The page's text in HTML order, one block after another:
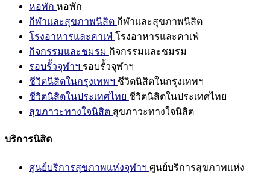
หอพัก หอพัก
กีฬาและสุขภาพนิสิต กีฬาและสุขภาพนิสิต
โรงอาหารและคาเฟ่ โรงอาหารและคาเฟ่
กิจกรรมและชมรม กิจกรรมและชมรม
รอบรั้วจุฬาฯ รอบรั้วจุฬาฯ
ชีวิตนิสิตในกรุงเทพฯ ชีวิตนิสิตในกรุงเทพฯ
ชีวิตนิสิตในประเทศไทย ชีวิตนิสิตในประเทศไทย
สุขภาวะทางใจนิสิต สุขภาวะทางใจนิสิต
บริการนิสิต
ศูนย์บริการสุขภาพแห่งจุฬาฯ ศูนย์บริการสุขภาพแห่ง